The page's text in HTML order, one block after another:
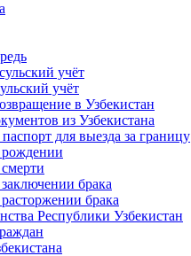
учёт
учёт
в Узбекистан
из Узбекистана
для выезда за границу
рождении
брака
брака
Республики Узбекистан